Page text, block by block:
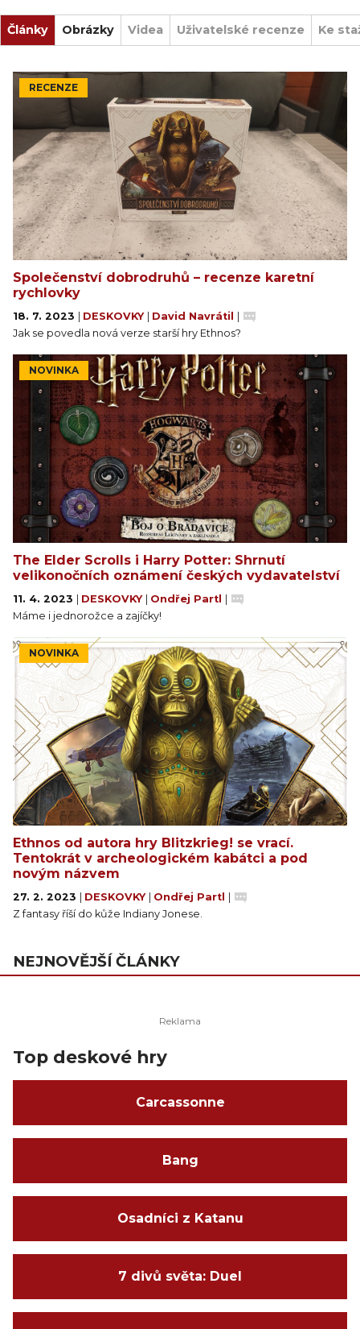
rolí. Vůdce výpravy vybírejte moudře: určí, který
region prozkoumáte, a poskytne dané výpravě
zvláštní schopnost.
Pozor: kdykoli zahájíte expedici, nehrané karty z
vaší ruky se zpřístupní soupeřům k verbování!
Abyste dosáhli vítězství, musíte pečlivě řídit své úsilí
při verbování a hromadění objevů a zároveň
sledovat postup svých soupeřů.
Články Obrázky Videa Uživatelské recenze Ke
RECENZE
Společenství dobrodruhů – recenze karetní
rychlovky
18. 7. 2023 DESKOVKY David Navrátil
Jak se povedla nová verze starší hry Ethnos?
NOVINKA
The Elder Scrolls i Harry Potter: Shrnutí
velikonočních oznámení českých vydavatelství
11. 4. 2023 DESKOVKY Ondřej Partl
Máme i jednorožce a zajíčky!
NOVINKA
Ethnos od autora hry Blitzkrieg! se vrací.
Tentokrát v archeologickém kabátci a pod
novým názvem
27. 2. 2023 DESKOVKY Ondřej Partl
Z fantasy říší do kůže Indiany Jonese.
NEJNOVĚJŠÍ ČLÁNKY
Top deskové hry
Carcassonne
Bang
Osadníci z Katanu
7 divů světa: Duel